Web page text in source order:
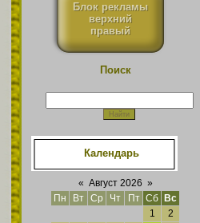
Блок рекламы
верхний
правый
Поиск
Календарь
« Август 2026 »
Пн
Вт Ср Чт Пт Сб
Вс
1
2